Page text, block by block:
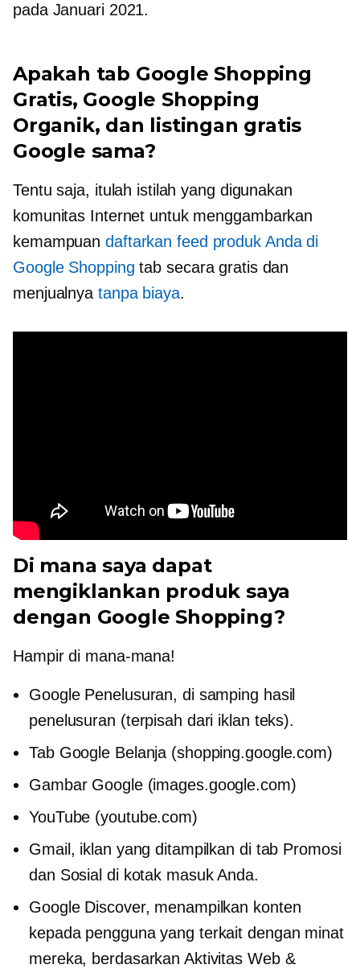
pada Januari 2021.
Apakah tab Google Shopping
Gratis, Google Shopping
Organik, dan listingan gratis
Google sama?
Tentu saja, itulah istilah yang digunakan
komunitas Internet untuk menggambarkan
kemampuandaftarkan feed produk Anda di
Google Shopping tab secara gratis dan
menjualnya tanpa biaya.
Di mana saya dapat
mengiklankan produk saya
dengan Google Shopping?
Hampir di mana-mana!
Google Penelusuran, di samping hasil
penelusuran (terpisah dari iklan teks).
Tab Google Belanja (shopping.google.com)
Gambar Google (images.google.com)
YouTube (youtube.com)
Gmail, iklan yang ditampilkan di tab Promosi
dan Sosial di kotak masuk Anda.
Google Discover, menampilkan konten
kepada pengguna yang terkait dengan minat
mereka, berdasarkan Aktivitas Web &